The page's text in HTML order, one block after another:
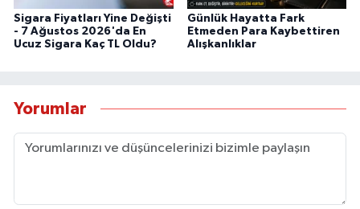
Sigara Fiyatları Yine Değişti
- 7 Ağustos 2026'da En
Ucuz Sigara Kaç TL Oldu?
Günlük Hayatta Fark
Etmeden Para Kaybettiren
Alışkanlıklar
Yorumlar